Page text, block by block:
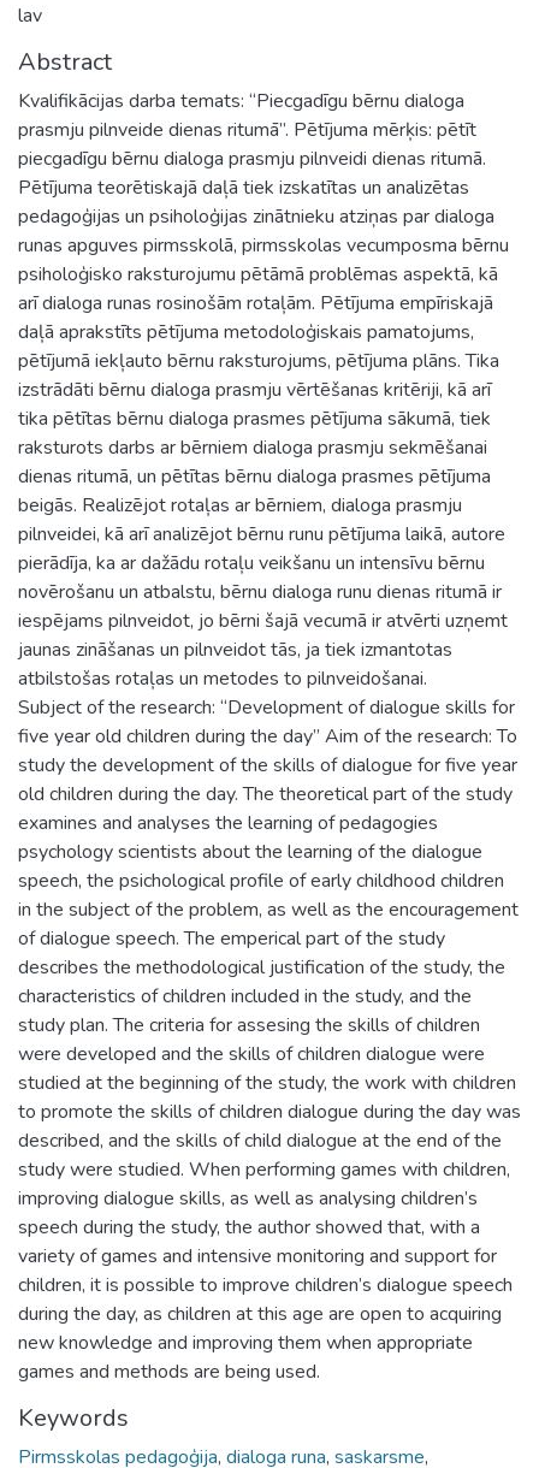
lav
Abstract
Kvalifikācijas darba temats: “Piecgadīgu bērnu dialoga
prasmju pilnveide dienas ritumā”. Pētījuma mērķis: pētīt
piecgadīgu bērnu dialoga prasmju pilnveidi dienas ritumā.
Pētījuma teorētiskajā daļā tiek izskatītas un analizētas
pedagoģijas un psiholoģijas zinātnieku atziņas par dialoga
runas apguves pirmsskolā, pirmsskolas vecumposma bērnu
psiholoģisko raksturojumu pētāmā problēmas aspektā, kā
arī dialoga runas rosinošām rotaļām. Pētījuma empīriskajā
daļā aprakstīts pētījuma metodoloģiskais pamatojums,
pētījumā iekļauto bērnu raksturojums, pētījuma plāns. Tika
izstrādāti bērnu dialoga prasmju vērtēšanas kritēriji, kā arī
tika pētītas bērnu dialoga prasmes pētījuma sākumā, tiek
raksturots darbs ar bērniem dialoga prasmju sekmēšanai
dienas ritumā, un pētītas bērnu dialoga prasmes pētījuma
beigās. Realizējot rotaļas ar bērniem, dialoga prasmju
pilnveidei, kā arī analizējot bērnu runu pētījuma laikā, autore
pierādīja, ka ar dažādu rotaļu veikšanu un intensīvu bērnu
novērošanu un atbalstu, bērnu dialoga runu dienas ritumā ir
iespējams pilnveidot, jo bērni šajā vecumā ir atvērti uzņemt
jaunas zināšanas un pilnveidot tās, ja tiek izmantotas
atbilstošas rotaļas un metodes to pilnveidošanai.
Subject of the research: “Development of dialogue skills for
five year old children during the day” Aim of the research: To
study the development of the skills of dialogue for five year
old children during the day. The theoretical part of the study
examines and analyses the learning of pedagogies
psychology scientists about the learning of the dialogue
speech, the psichological profile of early childhood children
in the subject of the problem, as well as the encouragement
of dialogue speech. The emperical part of the study
describes the methodological justification of the study, the
characteristics of children included in the study, and the
study plan. The criteria for assesing the skills of children
were developed and the skills of children dialogue were
studied at the beginning of the study, the work with children
to promote the skills of children dialogue during the day was
described, and the skills of child dialogue at the end of the
study were studied. When performing games with children,
improving dialogue skills, as well as analysing children’s
speech during the study, the author showed that, with a
variety of games and intensive monitoring and support for
children, it is possible to improve children’s dialogue speech
during the day, as children at this age are open to acquiring
new knowledge and improving them when appropriate
games and methods are being used.
Keywords
Pirmsskolas pedagoģija, dialoga runa, saskarsme,